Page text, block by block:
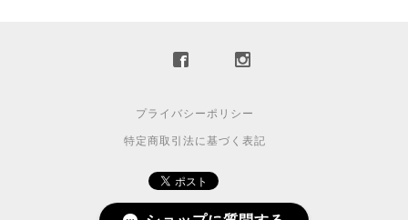
プライバシーポリシー
特定商取引法に基づく表記